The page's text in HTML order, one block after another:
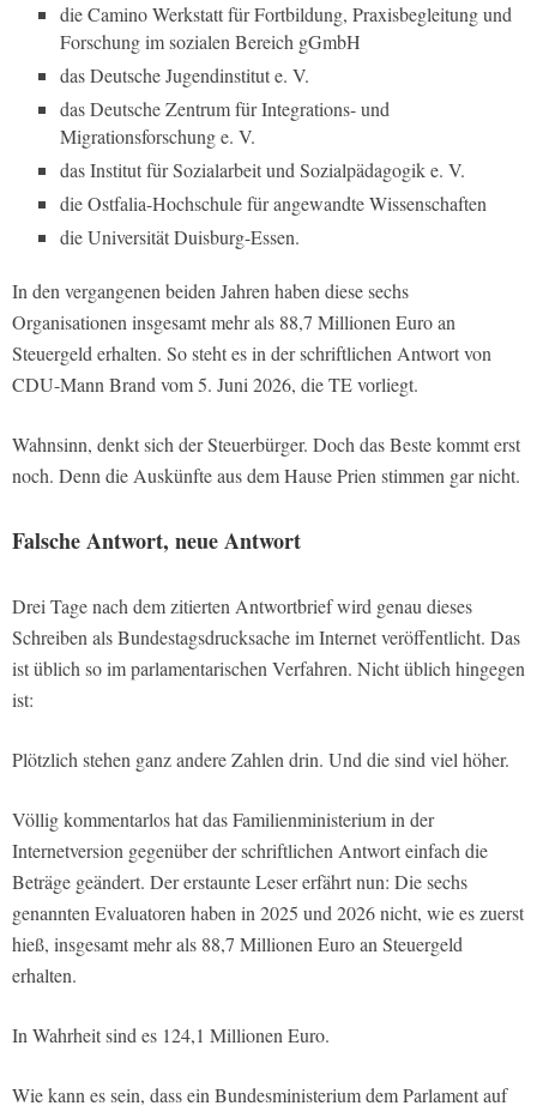
die Camino Werkstatt für Fortbildung, Praxisbegleitung und
Forschung im sozialen Bereich gGmbH
das Deutsche Jugendinstitut e. V.
das Deutsche Zentrum für Integrations- und
Migrationsforschung e. V.
das Institut für Sozialarbeit und Sozialpädagogik e. V.
die Ostfalia-Hochschule für angewandte Wissenschaften
die Universität Duisburg-Essen.
In den vergangenen beiden Jahren haben diese sechs
Organisationen insgesamt mehr als 88,7 Millionen Euro an
Steuergeld erhalten. So steht es in der schriftlichen Antwort von
CDU-Mann Brand vom 5. Juni 2026, die TE vorliegt.
Wahnsinn, denkt sich der Steuerbürger. Doch das Beste kommt erst
noch. Denn die Auskünfte aus dem Hause Prien stimmen gar nicht.
Falsche Antwort, neue Antwort
Drei Tage nach dem zitierten Antwortbrief wird genau dieses
Schreiben als Bundestagsdrucksache im Internet veröffentlicht. Das
ist üblich so im parlamentarischen Verfahren. Nicht üblich hingegen
ist:
Plötzlich stehen ganz andere Zahlen drin. Und die sind viel höher.
Völlig kommentarlos hat das Familienministerium in der
Internetversion gegenüber der schriftlichen Antwort einfach die
Beträge geändert. Der erstaunte Leser erfährt nun: Die sechs
genannten Evaluatoren haben in 2025 und 2026 nicht, wie es zuerst
hieß, insgesamt mehr als 88,7 Millionen Euro an Steuergeld
erhalten.
In Wahrheit sind es 124,1 Millionen Euro.
Wie kann es sein, dass ein Bundesministerium dem Parlament auf